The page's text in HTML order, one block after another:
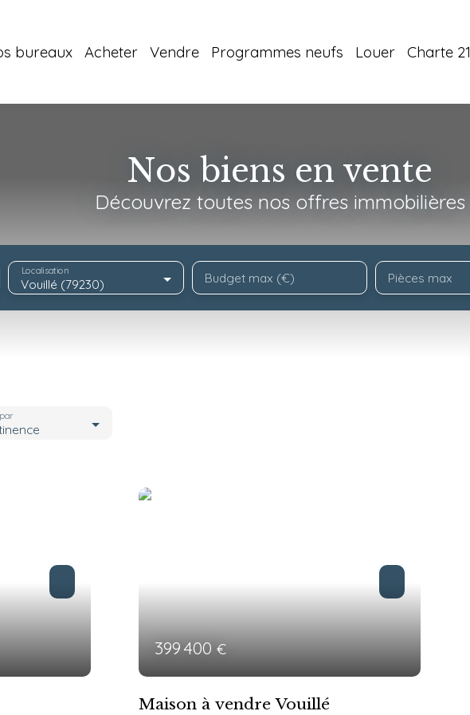
bureaux Acheter Vendre Programmes neufs Louer Charte 21
Nos biens en vente
Découvrez toutes nos offres immobilières
Vouillé (79230)
Localisation Budget max (€) Pièces max
399 400€
Maison à vendre Vouillé